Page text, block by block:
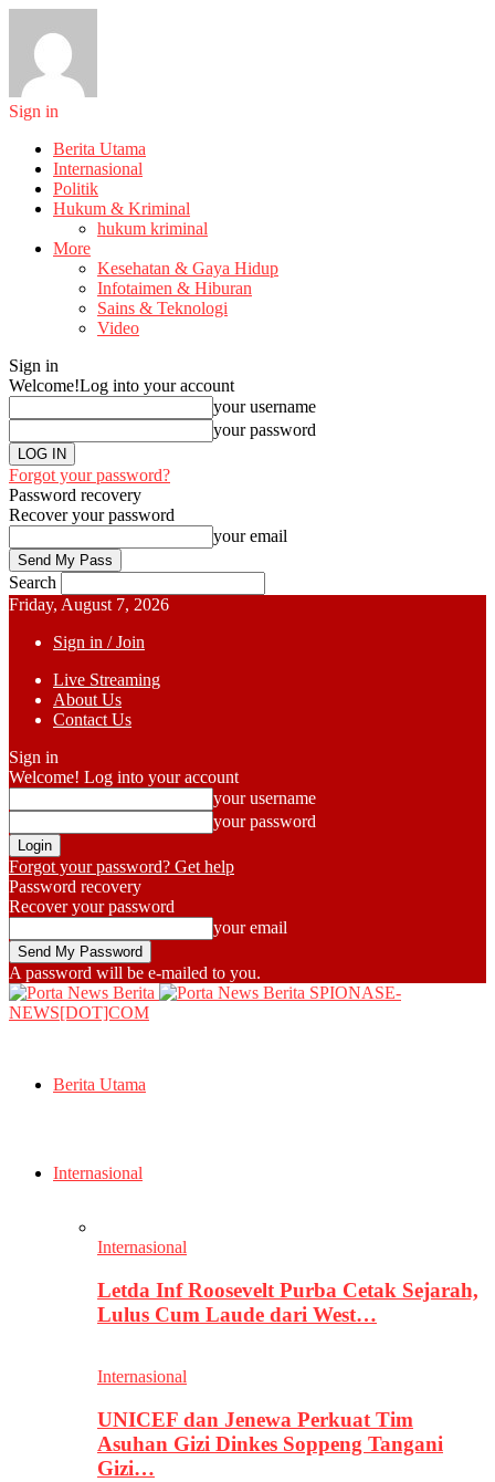
Sign in
Berita Utama
Internasional
Politik
Hukum & Kriminal
hukum kriminal
More
Kesehatan & Gaya Hidup
Infotaimen & Hiburan
Sains & Teknologi
Video
Sign in
Welcome!Log into your account
your username
your password
Forgot your password?
Password recovery
Recover your password
your email
Search
Friday, August 7, 2026
Sign in / Join
Live Streaming
About Us
Contact Us
Sign in
Welcome! Log into your account
your username
your password
Forgot your password? Get help
Password recovery
Recover your password
your email
A password will be e-mailed to you.
SPIONASE-
NEWS[DOT]COM
Berita Utama
Internasional
Internasional
Letda Inf Roosevelt Purba Cetak Sejarah,
Lulus Cum Laude dari West…
Internasional
UNICEF dan Jenewa Perkuat Tim
Asuhan Gizi Dinkes Soppeng Tangani
Gizi…